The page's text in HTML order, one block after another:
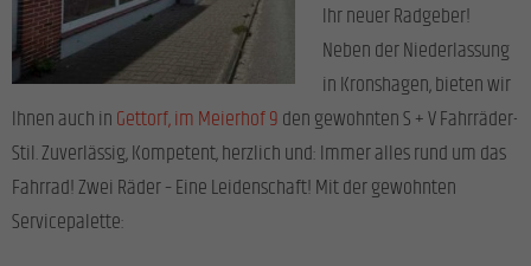
Ihr neuer Radgeber!
Neben der Niederlassung
in Kronshagen, bieten wir
Ihnen auch inGettorf, im Meierhof 9den gewohnten S + V Fahrräder-
Stil. Zuverlässig, Kompetent, herzlich und: Immer alles rund um das
Fahrrad! Zwei Räder – Eine Leidenschaft! Mit der gewohnten
Servicepalette: